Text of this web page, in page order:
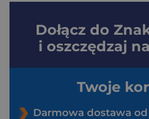
Dołącz do
i oszczędzaj
Twoje
Darmowa dostawa od